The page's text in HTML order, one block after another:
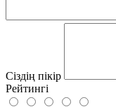
Сіздің пікір
Рейтингі